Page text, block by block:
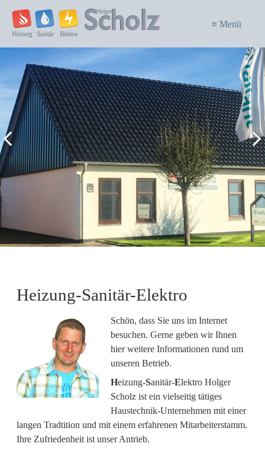
≡ Menü
Heizung-Sanitär-Elektro
Schön, dass Sie uns im Internet
besuchen. Gerne geben wir Ihnen
hier weitere Informationen rund um
unseren Betrieb.
Heizung-Sanitär-Elektro Holger
Scholz ist ein vielseitig tätiges
Haustechnik-Unternehmen mit einer
langen Tradtition und mit einem erfahrenen Mitarbeiterstamm.
Ihre Zufriedenheit ist unser Antrieb.